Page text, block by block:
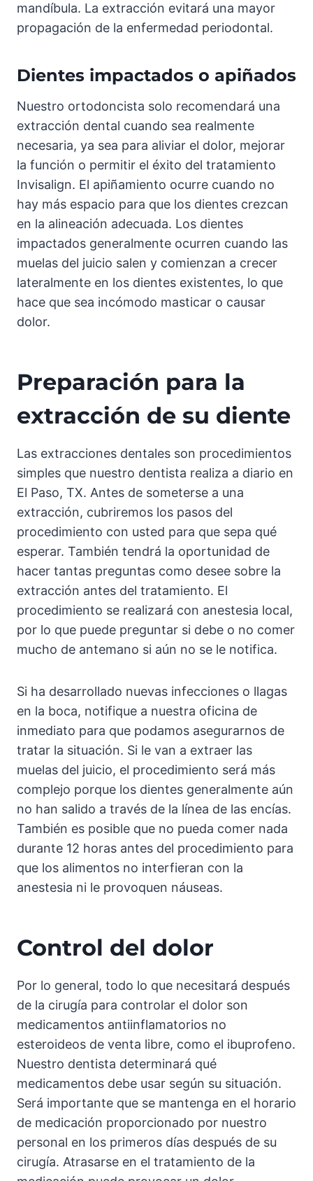
mandíbula. La extracción evitará una mayor
propagación de la enfermedad periodontal.
Dientes impactados o apiñados
Nuestro ortodoncista solo recomendará una
extracción dental cuando sea realmente
necesaria, ya sea para aliviar el dolor, mejorar
la función o permitir el éxito del tratamiento
Invisalign. El apiñamiento ocurre cuando no
hay más espacio para que los dientes crezcan
en la alineación adecuada. Los dientes
impactados generalmente ocurren cuando las
muelas del juicio salen y comienzan a crecer
lateralmente en los dientes existentes, lo que
hace que sea incómodo masticar o causar
dolor.
Preparación para la
extracción de su diente
Las extracciones dentales son procedimientos
simples que nuestro dentista realiza a diario en
El Paso, TX. Antes de someterse a una
extracción, cubriremos los pasos del
procedimiento con usted para que sepa qué
esperar. También tendrá la oportunidad de
hacer tantas preguntas como desee sobre la
extracción antes del tratamiento. El
procedimiento se realizará con anestesia local,
por lo que puede preguntar si debe o no comer
mucho de antemano si aún no se le notifica.
Si ha desarrollado nuevas infecciones o llagas
en la boca, notifique a nuestra oficina de
inmediato para que podamos asegurarnos de
tratar la situación. Si le van a extraer las
muelas del juicio, el procedimiento será más
complejo porque los dientes generalmente aún
no han salido a través de la línea de las encías.
También es posible que no pueda comer nada
durante 12 horas antes del procedimiento para
que los alimentos no interfieran con la
anestesia ni le provoquen náuseas.
Control del dolor
Por lo general, todo lo que necesitará después
de la cirugía para controlar el dolor son
medicamentos antiinflamatorios no
esteroideos de venta libre, como el ibuprofeno.
Nuestro dentista determinará qué
medicamentos debe usar según su situación.
Será importante que se mantenga en el horario
de medicación proporcionado por nuestro
personal en los primeros días después de su
cirugía. Atrasarse en el tratamiento de la